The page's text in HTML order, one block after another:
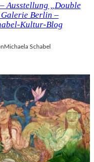
Ausstellung „Double
Berlin –
Kultur-Blog
Michaela Schabel